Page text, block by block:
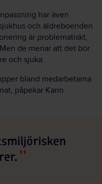
har även
och äldreboenden
är problematiskt,
de menar att det bör
och sjuka.
bland medarbetarna
påpekar Karin